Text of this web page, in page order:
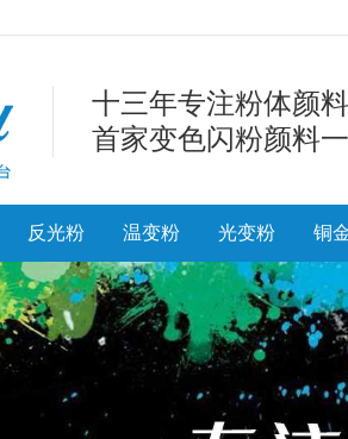
十三年专注粉体颜
首家变色闪粉颜料
反光粉 温变粉 光变粉 铜